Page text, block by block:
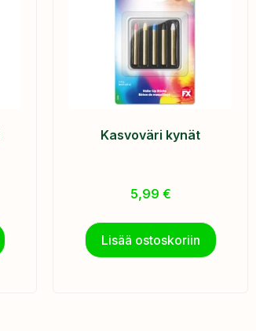
Kasvoväri kynät
5,99 €
Lisää ostoskoriin